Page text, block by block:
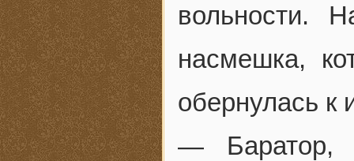
вольности.
насмешка,
обернулась к
— Баратор,